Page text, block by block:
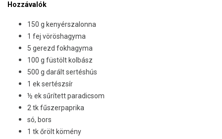
Hozzávalók
150 g kenyérszalonna
1 fej vöröshagyma
5 gerezd fokhagyma
100 g füstölt kolbász
500 g darált sertéshús
1 ek sertészsír
½ ek sűrített paradicsom
2 tk fűszerpaprika
só, bors
1 tk őrölt kömény